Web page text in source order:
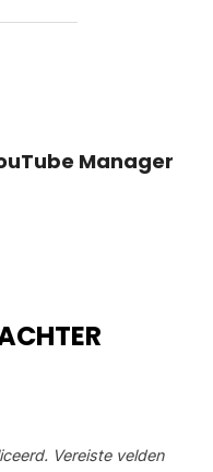
Manager
Vereiste velden